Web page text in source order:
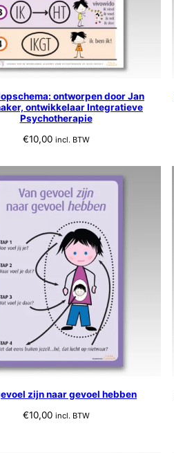
ontworpen door Jan
ontwikkelaar Integratieve
Psychotherapie
€10,00 incl. BTW
zijn naar gevoel hebben
€10,00 incl. BTW